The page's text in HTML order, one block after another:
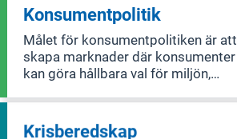
Konsumentpolitik
Målet för konsumentpolitiken är att
skapa marknader där konsumenter
kan göra hållbara val för miljön,
uppnå detta behövs lagar som ger
starkt skydd för konsumenter,
Krisberedskap